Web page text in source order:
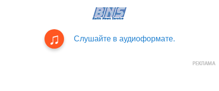
Слушайте в аудиоформате.